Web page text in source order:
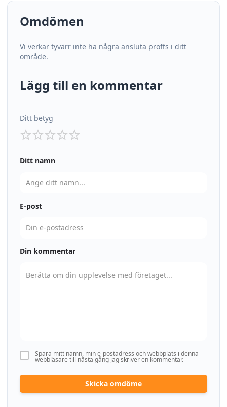
Omdömen
Vi verkar tyvärr inte ha några ansluta proffs i ditt
område.
Lägg till en kommentar
Ditt betyg
Ditt namn
E-post
Din kommentar
Spara mitt namn, min e-postadress och webbplats i denna
webbläsare till nästa gång jag skriver en kommentar.
Skicka omdöme